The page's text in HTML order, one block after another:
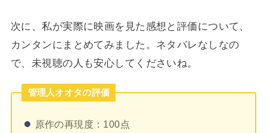
次に、私が実際に映画を見た感想と評価について、
カンタンにまとめてみました。ネタバレなしなの
で、未視聴の人も安心してくださいね。
管理人オオタの評価
原作の再現度：100点